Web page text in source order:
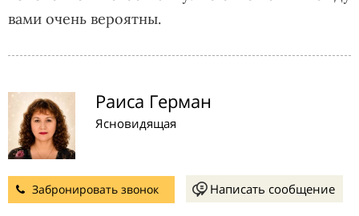
вами очень вероятны.
Раиса Герман
Ясновидящая
Забронировать звонок Написать сообщение